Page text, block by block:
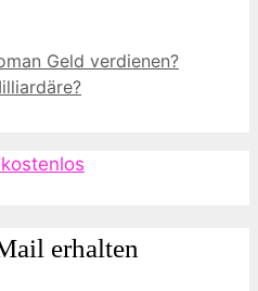
Geld verdienen?
erhalten